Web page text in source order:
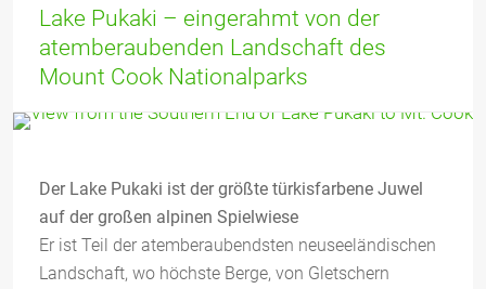
Lake Pukaki – eingerahmt von der
atemberaubenden Landschaft des
Mount Cook Nationalparks
Der Lake Pukaki ist der größte türkisfarbene Juwel
auf der großen alpinen Spielwiese
Er ist Teil der atemberaubendsten neuseeländischen
Landschaft, wo höchste Berge, von Gletschern